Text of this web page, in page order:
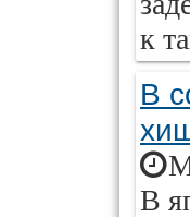
к
В
В